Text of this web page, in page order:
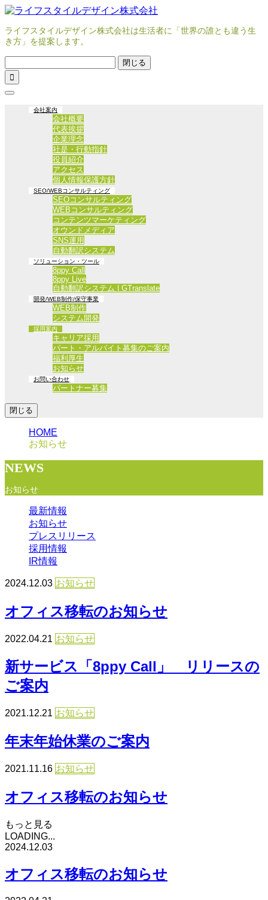
ライフスタイルデザイン株式会社は生活者に「世界の誰とも違う生
き方」を提案します。
閉じる

会社案内
会社概要
代表挨拶
企業理念
社是・行動指針
役員紹介
アクセス
個人情報保護方針
SEO/WEBコンサルティング
SEOコンサルティング
WEBコンサルティング
コンテンツマーケティング
オウンドメディア
SNS運用
自動翻訳システム
ソリューション・ツール
8ppy Call
8ppy Live
自動翻訳システム | GTranslate
開発/WEB制作/保守事業
WEB制作
システム開発
採用案内
キャリア採用
パート・アルバイト募集のご案内
福利厚生
お知らせ
お問い合わせ
パートナー募集
閉じる
HOME
お知らせ
NEWS
お知らせ
最新情報
お知らせ
プレスリリース
採用情報
IR情報
2024.12.03 お知らせ
オフィス移転のお知らせ
2022.04.21 お知らせ
新サービス「8ppy Call」 リリースの
ご案内
2021.12.21 お知らせ
年末年始休業のご案内
2021.11.16 お知らせ
オフィス移転のお知らせ
もっと見る
LOADING...
2024.12.03
オフィス移転のお知らせ